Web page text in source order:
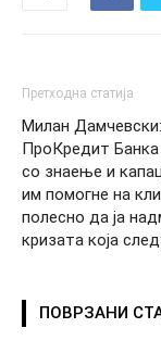
Претходна статија
Милан Дамчевски:
ПроКредит Банка
со знаење и
им помогне на
полесно да ја
кризата која
ПОВРЗАНИ